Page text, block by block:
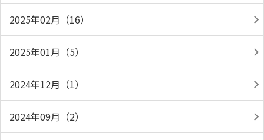
2025年02月（16）
2025年01月（5）
2024年12月（1）
2024年09月（2）